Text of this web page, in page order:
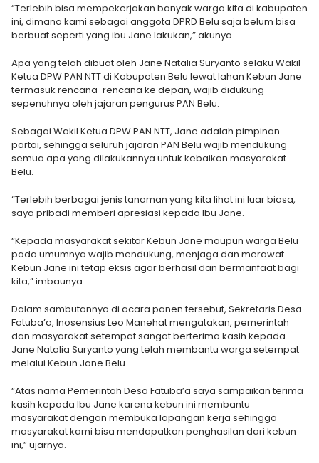
“Terlebih bisa mempekerjakan banyak warga kita di kabupaten
ini, dimana kami sebagai anggota DPRD Belu saja belum bisa
berbuat seperti yang ibu Jane lakukan,” akunya.
Apa yang telah dibuat oleh Jane Natalia Suryanto selaku Wakil
Ketua DPW PAN NTT di Kabupaten Belu lewat lahan Kebun Jane
termasuk rencana-rencana ke depan, wajib didukung
sepenuhnya oleh jajaran pengurus PAN Belu.
Sebagai Wakil Ketua DPW PAN NTT, Jane adalah pimpinan
partai, sehingga seluruh jajaran PAN Belu wajib mendukung
semua apa yang dilakukannya untuk kebaikan masyarakat
Belu.
“Terlebih berbagai jenis tanaman yang kita lihat ini luar biasa,
saya pribadi memberi apresiasi kepada Ibu Jane.
“Kepada masyarakat sekitar Kebun Jane maupun warga Belu
pada umumnya wajib mendukung, menjaga dan merawat
Kebun Jane ini tetap eksis agar berhasil dan bermanfaat bagi
kita,” imbaunya.
Dalam sambutannya di acara panen tersebut, Sekretaris Desa
Fatuba’a, Inosensius Leo Manehat mengatakan, pemerintah
dan masyarakat setempat sangat berterima kasih kepada
Jane Natalia Suryanto yang telah membantu warga setempat
melalui Kebun Jane Belu.
“Atas nama Pemerintah Desa Fatuba’a saya sampaikan terima
kasih kepada Ibu Jane karena kebun ini membantu
masyarakat dengan membuka lapangan kerja sehingga
masyarakat kami bisa mendapatkan penghasilan dari kebun
ini,” ujarnya.